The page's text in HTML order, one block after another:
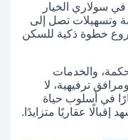
سولاري الخيار
وتسهيلات تصل إلى
خطوة ذكية للسكن
والخدمات
ترفيهية، لا
في أسلوب حياة
عقاريًا متزايدًا.